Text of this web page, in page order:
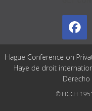
Hague Conference on
Haye de droit
© HCCH